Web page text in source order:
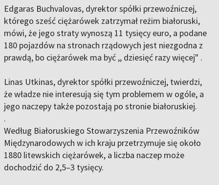
Edgaras Buchvalovas, dyrektor spółki przewoźniczej,
którego sześć ciężarówek zatrzymał reżim białoruski,
mówi, że jego straty wynoszą 11 tysięcy euro, a podane
180 pojazdów na stronach rządowych jest niezgodna z
prawdą, bo ciężarówek ma być ,, dziesięć razy więcej" .
Linas Utkinas, dyrektor spółki przewoźniczej, twierdzi,
że władze nie interesują się tym problemem w ogóle, a
jego naczepy także pozostają po stronie białoruskiej.
.
Według Białoruskiego Stowarzyszenia Przewoźników
Międzynarodowych w ich kraju przetrzymuje się około
1880 litewskich ciężarówek, a liczba naczep może
dochodzić do 2,5–3 tysięcy.